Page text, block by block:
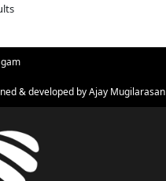
& developed byAjay Mugilarasan